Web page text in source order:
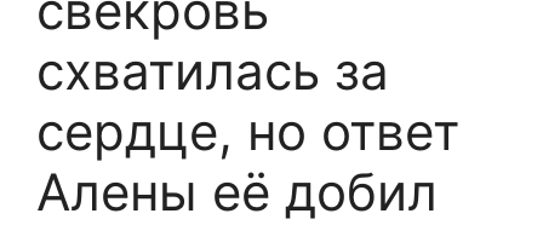
схватилась за
сердце, но ответ
Алены её добил